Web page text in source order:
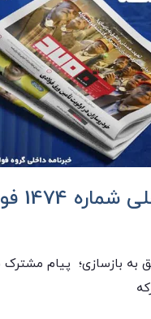
«خبرنامه
به بازسازی؛ پیام مشترک